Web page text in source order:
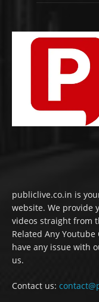
publiclive.co.in is
website. We provide
videos straight from
Related Any
have any issue with
us.
Contact us: